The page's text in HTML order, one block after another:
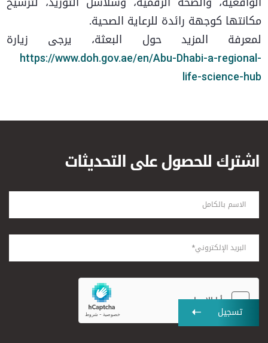
مكانتها كوجهة رائدة للرعاية الصحية.
لمعرفة المزيد حول البعثة، يرجى زيارة
https://www.doh.gov.ae/en/Abu-Dhabi-a-regional-
life-science-hub
اشترك للحصول على التحديثات
تسجيل